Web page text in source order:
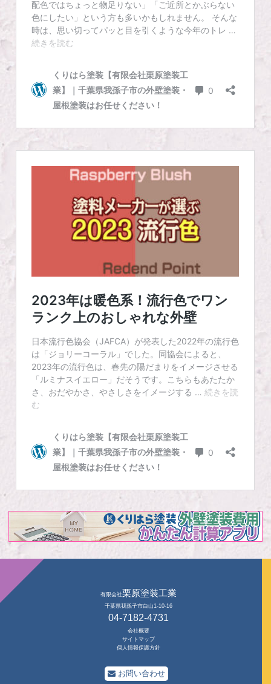
有限会社栗原塗装工業
千葉県我孫子市白山1-10-16
04-7182-4731
会社概要
サイトマップ
個人情報保護方針
お問い合わせ